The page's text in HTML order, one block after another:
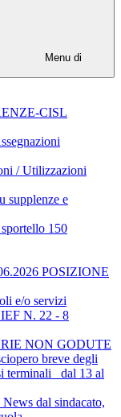
Menu di
CISL
/ Utilizzazioni
supplenze e
150
POSIZIONE
e/o servizi
N. 22 - 8
NON GODUTE
breve degli
terminali_ dal 13 al
dal sindacato,